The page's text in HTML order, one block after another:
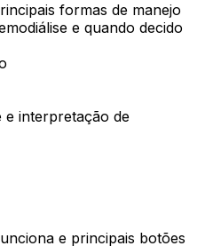
formas de manejo
e quando decido
e interpretação de
e principais botões